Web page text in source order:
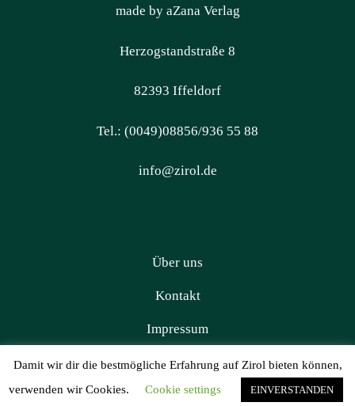
made by aZana Verlag
Herzogstandstraße 8
82393 Iffeldorf
Tel.: (0049)08856/936 55 88
info@zirol.de
Über uns
Kontakt
Impressum
Datenschutz
Damit wir dir die bestmögliche Erfahrung auf Zirol bieten können,
verwenden wir Cookies.
Cookie settings EINVERSTANDEN